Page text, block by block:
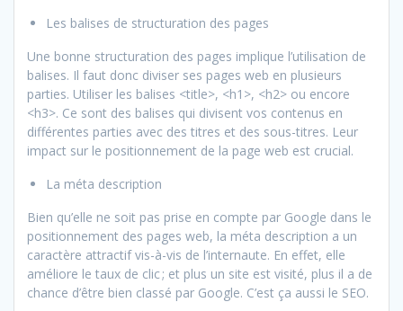
Les balises de structuration des pages
Une bonne structuration des pages implique l’utilisation de
balises. Il faut donc diviser ses pages web en plusieurs
parties. Utiliser les balises <title>, <h1>, <h2> ou encore
<h3>. Ce sont des balises qui divisent vos contenus en
différentes parties avec des titres et des sous-titres. Leur
impact sur le positionnement de la page web est crucial.
La méta description
Bien qu’elle ne soit pas prise en compte par Google dans le
positionnement des pages web, la méta description a un
caractère attractif vis-à-vis de l’internaute. En effet, elle
améliore le taux de clic ; et plus un site est visité, plus il a de
chance d’être bien classé par Google. C’est ça aussi le SEO.